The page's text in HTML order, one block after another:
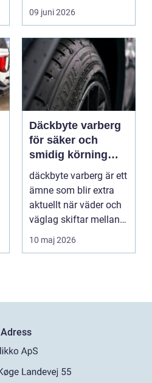
09 juni 2026
Däckbyte varberg
för säker och
smidig körning
Året runt
däckbyte varberg är ett
ämne som blir extra
aktuellt när väder och
väglag skiftar mellan
sommar och ...
10 maj 2026
Adress